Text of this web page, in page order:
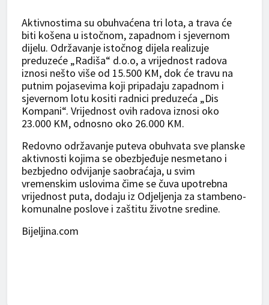
Aktivnostima su obuhvaćena tri lota, a trava će
biti košena u istočnom, zapadnom i sjevernom
dijelu. Održavanje istočnog dijela realizuje
preduzeće „Radiša“ d.o.o, a vrijednost radova
iznosi nešto više od 15.500 KM, dok će travu na
putnim pojasevima koji pripadaju zapadnom i
sjevernom lotu kositi radnici preduzeća „Dis
Kompani“. Vrijednost ovih radova iznosi oko
23.000 KM, odnosno oko 26.000 KM.
Redovno održavanje puteva obuhvata sve planske
aktivnosti kojima se obezbjeđuje nesmetano i
bezbjedno odvijanje saobraćaja, u svim
vremenskim uslovima čime se čuva upotrebna
vrijednost puta, dodaju iz Odjeljenja za stambeno-
komunalne poslove i zaštitu životne sredine.
Bijeljina.com